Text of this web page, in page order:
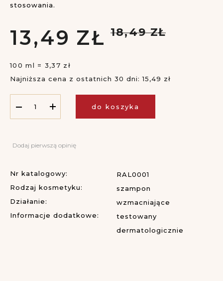
stosowania.
13,49 ZŁ 18,49 ZŁ
100 ml = 3,37 zł
Najniższa cena z ostatnich 30 dni: 15,49 zł
do koszyka
Dodaj pierwszą opinię
Nr katalogowy:
RAL0001
Rodzaj kosmetyku:
szampon
Działanie:
wzmacniające
Informacje dodatkowe:
testowany
dermatologicznie